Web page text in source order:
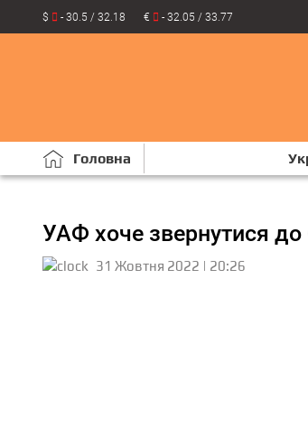
$ - 30.5 / 32.18 € - 32.05 / 33.77
Головна
УАФ хоче звернутися до
31 Жовтня 2022 | 20:26